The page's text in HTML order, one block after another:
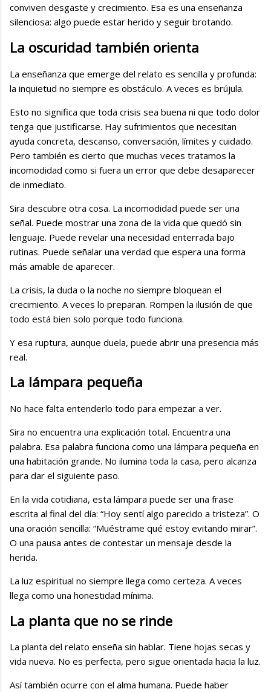
conviven desgaste y crecimiento. Esa es una enseñanza
silenciosa: algo puede estar herido y seguir brotando.
La oscuridad también orienta
La enseñanza que emerge del relato es sencilla y profunda:
la inquietud no siempre es obstáculo. A veces es brújula.
Esto no significa que toda crisis sea buena ni que todo dolor
tenga que justificarse. Hay sufrimientos que necesitan
ayuda concreta, descanso, conversación, límites y cuidado.
Pero también es cierto que muchas veces tratamos la
incomodidad como si fuera un error que debe desaparecer
de inmediato.
Sira descubre otra cosa. La incomodidad puede ser una
señal. Puede mostrar una zona de la vida que quedó sin
lenguaje. Puede revelar una necesidad enterrada bajo
rutinas. Puede señalar una verdad que espera una forma
más amable de aparecer.
La crisis, la duda o la noche no siempre bloquean el
crecimiento. A veces lo preparan. Rompen la ilusión de que
todo está bien solo porque todo funciona.
Y esa ruptura, aunque duela, puede abrir una presencia más
real.
La lámpara pequeña
No hace falta entenderlo todo para empezar a ver.
Sira no encuentra una explicación total. Encuentra una
palabra. Esa palabra funciona como una lámpara pequeña en
una habitación grande. No ilumina toda la casa, pero alcanza
para dar el siguiente paso.
En la vida cotidiana, esta lámpara puede ser una frase
escrita al final del día: “Hoy sentí algo parecido a tristeza”. O
una oración sencilla: “Muéstrame qué estoy evitando mirar”.
O una pausa antes de contestar un mensaje desde la
herida.
La luz espiritual no siempre llega como certeza. A veces
llega como una honestidad mínima.
La planta que no se rinde
La planta del relato enseña sin hablar. Tiene hojas secas y
vida nueva. No es perfecta, pero sigue orientada hacia la luz.
Así también ocurre con el alma humana. Puede haber